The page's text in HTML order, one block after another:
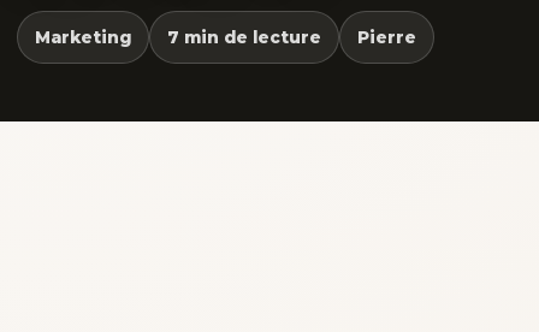
Marketing 7 min de lecture Pierre